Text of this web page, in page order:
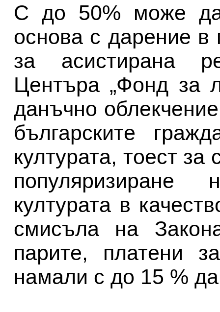
С до 50% може
основа с дарение
за асистирана
Центъра „Фонд за
данъчно
българските
културата, тоест
културата в
смисъла на
парите, платени
намали с до 15 %